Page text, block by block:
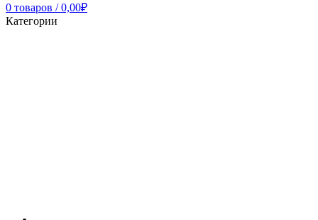
0 товаров / 0,00₽
Категории